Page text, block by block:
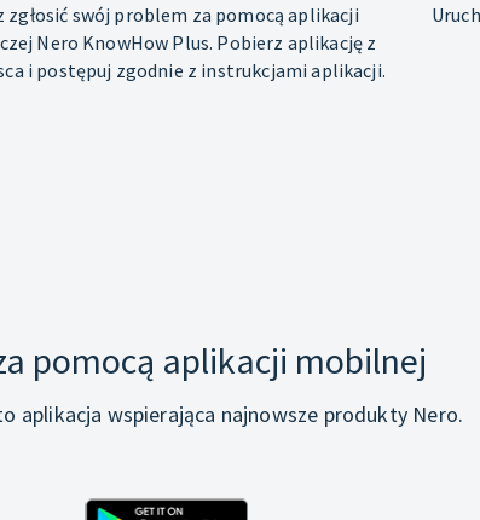
zgłosić swój problem za pomocą aplikacji
Nero KnowHow Plus. Pobierz aplikację z
i postępuj zgodnie z instrukcjami aplikacji.
pomocą aplikacji mobilnej
aplikacja wspierająca najnowsze produkty Nero.